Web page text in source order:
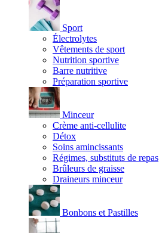
Sport
Électrolytes
Vêtements de sport
Nutrition sportive
Barre nutritive
Préparation sportive
Minceur
Crème anti-cellulite
Détox
Soins amincissants
Régimes, substituts de repas
Brûleurs de graisse
Draineurs minceur
Bonbons et Pastilles